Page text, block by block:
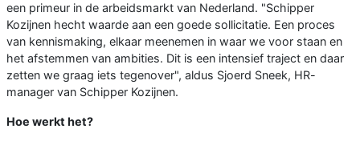
een primeur in de arbeidsmarkt van Nederland. "Schipper
Kozijnen hecht waarde aan een goede sollicitatie. Een proces
van kennismaking, elkaar meenemen in waar we voor staan en
het afstemmen van ambities. Dit is een intensief traject en daar
zetten we graag iets tegenover", aldus Sjoerd Sneek, HR-
manager van Schipper Kozijnen.
Hoe werkt het?